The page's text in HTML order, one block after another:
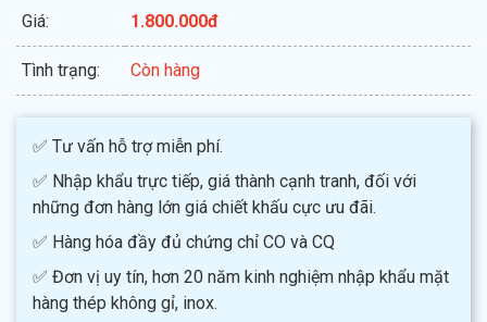
Giá: 1.800.000đ
Tình trạng: Còn hàng
✅ Tư vấn hỗ trợ miễn phí.
✅ Nhập khẩu trực tiếp, giá thành cạnh tranh, đối với
những đơn hàng lớn giá chiết khấu cực ưu đãi.
✅ Hàng hóa đầy đủ chứng chỉ CO và CQ
✅ Đơn vị uy tín, hơn 20 năm kinh nghiệm nhập khẩu mặt
hàng thép không gỉ, inox.